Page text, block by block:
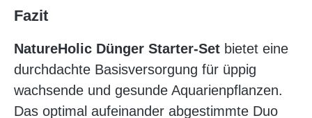
Fazit
NatureHolic Dünger Starter-Set bietet eine
durchdachte Basisversorgung für üppig
wachsende und gesunde Aquarienpflanzen.
Das optimal aufeinander abgestimmte Duo